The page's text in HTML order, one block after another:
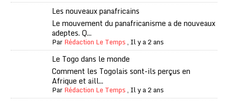
Les nouveaux panafricains
Le mouvement du panafricanisme a de nouveaux
adeptes. Q...
ParRédaction Le Temps, Il y a 2 ans
Le Togo dans le monde
Comment les Togolais sont-ils perçus en
Afrique et aill...
ParRédaction Le Temps, Il y a 2 ans